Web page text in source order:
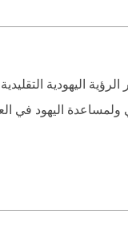
اليهودية